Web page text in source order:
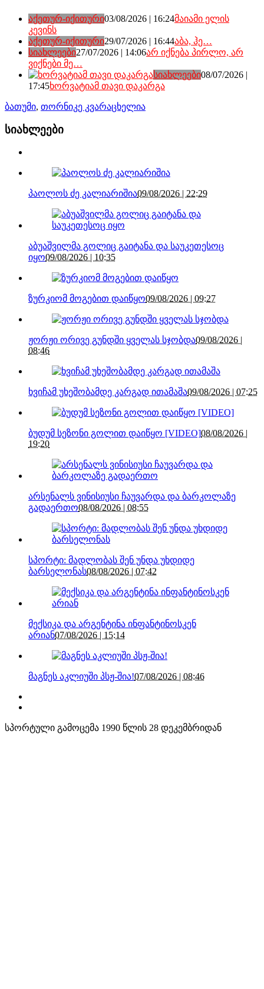
აქეთურ-იქითური03/08/2026 | 16:24მაიამი ელის
კევინს
აქეთურ-იქითური29/07/2026 | 16:44აბა, ჰე…
სიახლეები27/07/2026 | 14:06არ იქნება პირლო, არ
ვიქნები მე…
სიახლეები08/07/2026 |
17:45ხორვატიამ თავი დაკარგა
ბათუმი, თორნიკე კვარაცხელია
სიახლეები
პაოლოს ძე კალიარიშია09/08/2026 | 22:29
აბუაშვილმა გოლიც გაიტანა და საუკეთესოც
იყო09/08/2026 | 10:35
ზურკიომ მოგებით დაიწყო09/08/2026 | 09:27
ჟორჟი ორივე გუნდში ყველას სჯობდა09/08/2026 |
08:46
ხვიჩამ უხეშობამდე კარგად ითამაშა09/08/2026 | 07:25
ბუდუმ სეზონი გოლით დაიწყო [VIDEO]08/08/2026 |
19:20
არსენალს ვინისიუსი ჩაუვარდა და ბარკოლაზე
გადაერთო08/08/2026 | 08:55
სპორტი: მადლობას შენ უნდა უხდიდე
ბარსელონას08/08/2026 | 07:42
მექსიკა და არგენტინა ინფანტინოსკენ
არიან07/08/2026 | 15:14
მაგნეს აკლიუში პსჟ-შია!07/08/2026 | 08:46
სპორტული გამოცემა 1990 წლის 28 დეკემბრიდან